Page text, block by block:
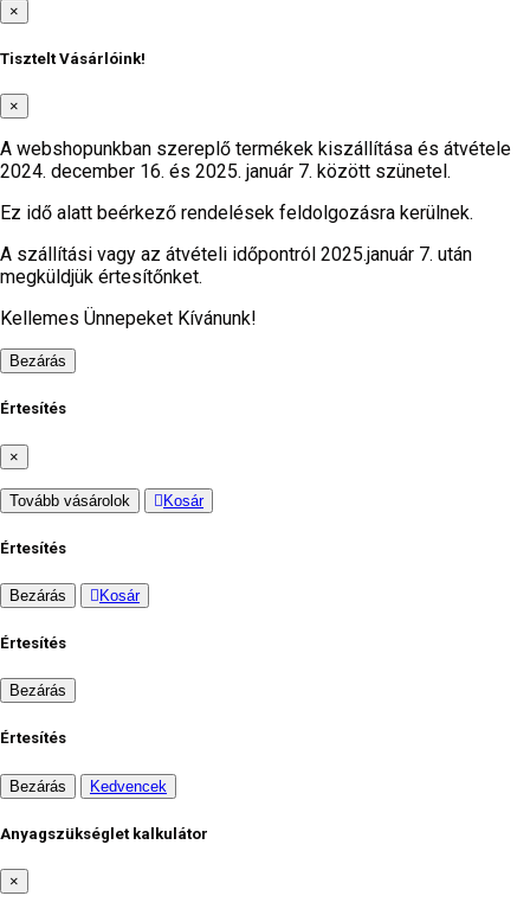
×
Tisztelt Vásárlóink!
×
A webshopunkban szereplő termékek kiszállítása és átvétele
2024. december 16. és 2025. január 7. között szünetel.
Ez idő alatt beérkező rendelések feldolgozásra kerülnek.
A szállítási vagy az átvételi időpontról 2025.január 7. után
megküldjük értesítőnket.
Kellemes Ünnepeket Kívánunk!
Bezárás
Értesítés
×
Tovább vásárolok Kosár
Értesítés
Bezárás Kosár
Értesítés
Bezárás
Értesítés
Bezárás Kedvencek
Anyagszükséglet kalkulátor
×